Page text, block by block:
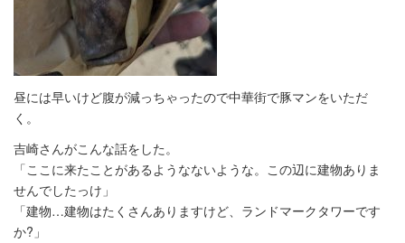
昼には早いけど腹が減っちゃったので中華街で豚マンをいただ
く。
吉崎さんがこんな話をした。
「ここに来たことがあるようなないような。この辺に建物ありま
せんでしたっけ」
「建物…建物はたくさんありますけど、ランドマークタワーです
か?」